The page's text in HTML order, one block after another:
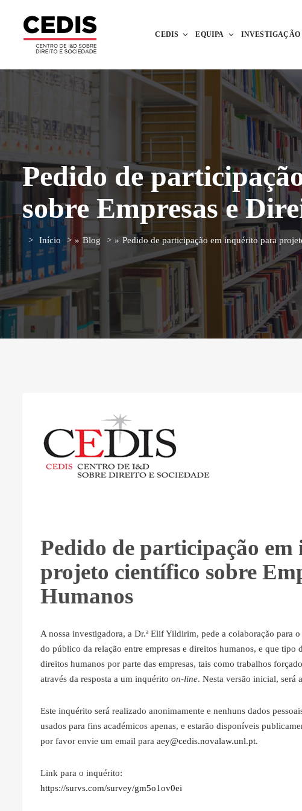
CEDIS EQUIPA INVESTIGAÇÃO
Pedido de
sobre Empresas e
Início » Blog » Pedido de participação em inquérito para
Pedido de participação
projeto científico sobre
Humanos
A nossa investigadora, a Dr.ª Elif Yildirim, pede a colaboração para
do público da relação entre empresas e direitos humanos, e que tipo
direitos humanos por parte das empresas, tais como trabalhos
através da resposta a um inquérito on-line. Nesta versão inicial, será
Este inquérito será realizado anonimamente e nenhuns dados
usados para fins académicos apenas, e estarão disponíveis
por favor envie um email para aey@cedis.novalaw.unl.pt.
Link para o inquérito:
https://survs.com/survey/gm5o1ov0ei